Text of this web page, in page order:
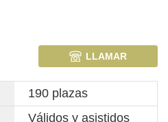
LLAMAR
190 plazas
Válidos y asistidos